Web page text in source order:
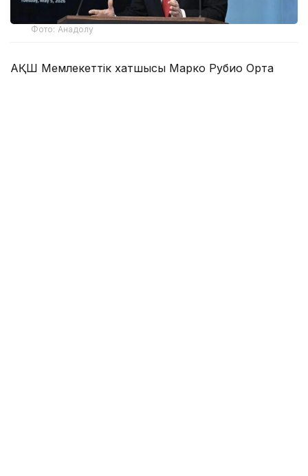
Фото: Анадолу
АҚШ Мемлекеттік хатшысы Марко Рубио Орта